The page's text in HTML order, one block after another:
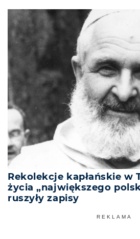
Rekolekcje kapłańskie w
życia „największego
ruszyły zapisy
REKLAMA